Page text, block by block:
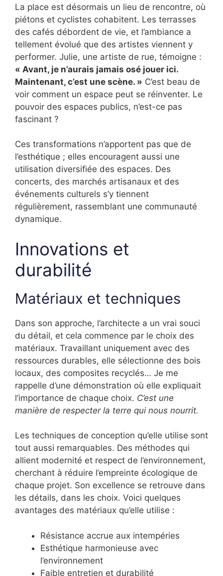
La place est désormais un lieu de rencontre, où
piétons et cyclistes cohabitent. Les terrasses
des cafés débordent de vie, et l’ambiance a
tellement évolué que des artistes viennent y
performer. Julie, une artiste de rue, témoigne :
« Avant, je n’aurais jamais osé jouer ici.
Maintenant, c’est une scène. » C’est beau de
voir comment un espace peut se réinventer. Le
pouvoir des espaces publics, n’est-ce pas
fascinant ?
Ces transformations n’apportent pas que de
l’esthétique ; elles encouragent aussi une
utilisation diversifiée des espaces. Des
concerts, des marchés artisanaux et des
événements culturels s’y tiennent
régulièrement, rassemblant une communauté
dynamique.
Innovations et
durabilité
Matériaux et techniques
Dans son approche, l’architecte a un vrai souci
du détail, et cela commence par le choix des
matériaux. Travaillant uniquement avec des
ressources durables, elle sélectionne des bois
locaux, des composites recyclés… Je me
rappelle d’une démonstration où elle expliquait
l’importance de chaque choix. C’est une
manière de respecter la terre qui nous nourrit.
Les techniques de conception qu’elle utilise sont
tout aussi remarquables. Des méthodes qui
allient modernité et respect de l’environnement,
cherchant à réduire l’empreinte écologique de
chaque projet. Son excellence se retrouve dans
les détails, dans les choix. Voici quelques
avantages des matériaux qu’elle utilise :
Résistance accrue aux intempéries
Esthétique harmonieuse avec
l’environnement
Faible entretien et durabilité